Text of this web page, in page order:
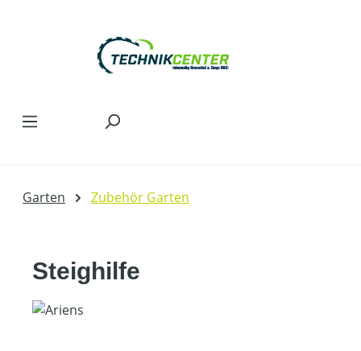
Garten Zubehör Garten
Steighilfe